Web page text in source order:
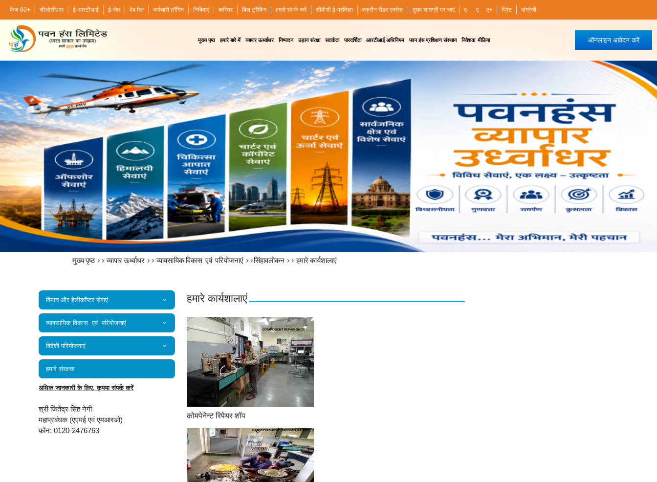
फेज-60+ सीओसीआर ई-आरटीआई ई-जेम वेब मेल कर्मचारी लॉगिन निविदाएं करियर बिल ट्रैकिंग हमसे संपर्क करें सीवीसी ई-प्रतिज्ञा स्क्रीन रीडर एक्सेस मुख्य सामग्री पर जाएं ए- ए ए+ प्रिंट अंग्रेजी
ऑनलाइन आवेदन करें
मुख्य पृष्ठ हमारे बारे में व्यापार ऊर्ध्वाधर निष्पादन उड़ान संरक्षा सतर्कता पारदर्शिता आरटीआई अधिनियम पवन हंस प्रशिक्षण संस्थान निवेशक मीडिया
मुख्य पृष्ठ>>व्यापार ऊर्ध्वाधर>> व्यावसायिक विकास एवं परियोजनाएं >>सिंहावलोकन >>हमारे कार्यशालाएं
विमान और हेलीकॉप्टर सेवाएं
व्यावसायिक विकास एवं परियोजनाएं
विदेशी परियोजनाएं
हमारे संरक्षक
अधिक जानकारी के लिए, कृपया संपर्क करें
श्री जितेंद्र सिंह नेगी
महाप्रबंधक (एएमई एवं एमआरओ)
फ़ोन: 0120-2476763
हमारे कार्यशालाएं
कोमपेनेन्ट रिपेयर शॉप